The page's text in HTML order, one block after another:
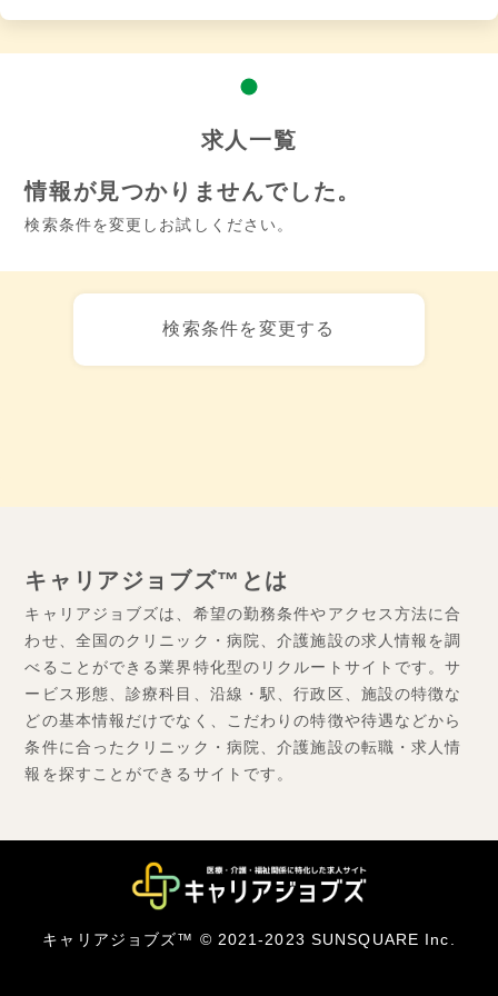
求人一覧
情報が見つかりませんでした。
検索条件を変更しお試しください。
検索条件を変更する
キャリアジョブズ™とは
キャリアジョブズは、希望の勤務条件やアクセス方法に合
わせ、全国のクリニック・病院、介護施設の求人情報を調
べることができる業界特化型のリクルートサイトです。サ
ービス形態、診療科目、沿線・駅、行政区、施設の特徴な
どの基本情報だけでなく、こだわりの特徴や待遇などから
条件に合ったクリニック・病院、介護施設の転職・求人情
報を探すことができるサイトです。
キャリアジョブズ™ © 2021-2023 SUNSQUARE Inc.